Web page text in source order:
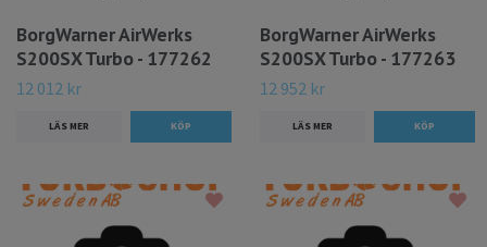
BorgWarner AirWerks
S200SX Turbo - 177262
12 012 kr
LÄS MER
BorgWarner AirWerks
S200SX Turbo - 177263
12 952 kr
LÄS MER